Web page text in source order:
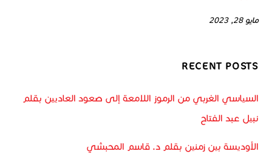
مايو 28, 2023
RECENT POSTS
السياسي الغربي من الرموز اللامعة إلى صعود العاديين بقلم
نبيل عبد الفتاح
الأوديسة بين زمنين بقلم د. قاسم المحبشي